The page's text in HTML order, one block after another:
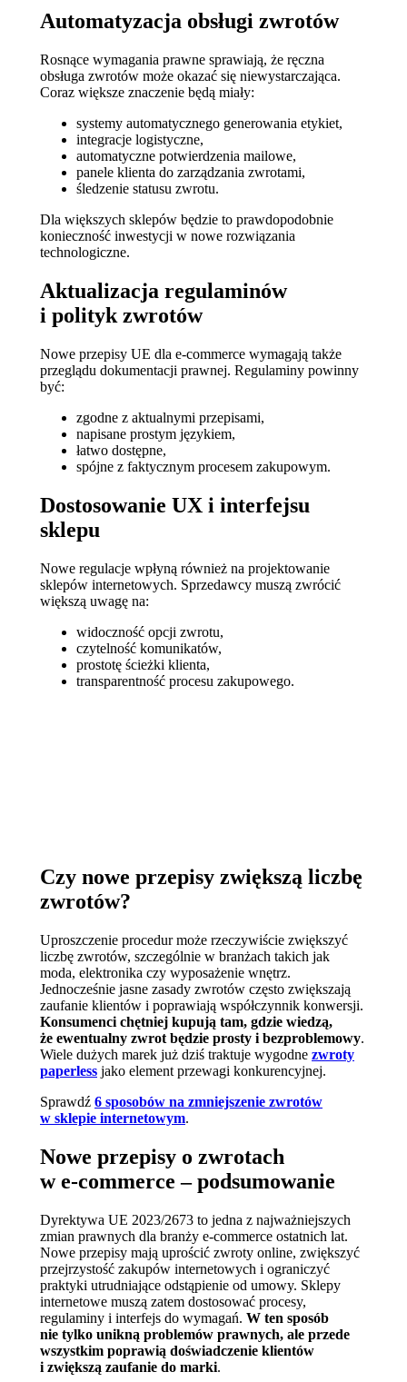
Automatyzacja obsługi zwrotów
Rosnące wymagania prawne sprawiają, że ręczna
obsługa zwrotów może okazać się niewystarczająca.
Coraz większe znaczenie będą miały:
systemy automatycznego generowania etykiet,
integracje logistyczne,
automatyczne potwierdzenia mailowe,
panele klienta do zarządzania zwrotami,
śledzenie statusu zwrotu.
Dla większych sklepów będzie to prawdopodobnie
konieczność inwestycji w nowe rozwiązania
technologiczne.
Aktualizacja regulaminów
i polityk zwrotów
Nowe przepisy UE dla e‑commerce wymagają także
przeglądu dokumentacji prawnej. Regulaminy powinny
być:
zgodne z aktualnymi przepisami,
napisane prostym językiem,
łatwo dostępne,
spójne z faktycznym procesem zakupowym.
Dostosowanie UX i interfejsu
sklepu
Nowe regulacje wpłyną również na projektowanie
sklepów internetowych. Sprzedawcy muszą zwrócić
większą uwagę na:
widoczność opcji zwrotu,
czytelność komunikatów,
prostotę ścieżki klienta,
transparentność procesu zakupowego.
Czy nowe przepisy zwiększą liczbę
zwrotów?
Uproszczenie procedur może rzeczywiście zwiększyć
liczbę zwrotów, szczególnie w branżach takich jak
moda, elektronika czy wyposażenie wnętrz.
Jednocześnie jasne zasady zwrotów często zwiększają
zaufanie klientów i poprawiają współczynnik konwersji.
Konsumenci chętniej kupują tam, gdzie wiedzą,
że ewentualny zwrot będzie prosty i bezproblemowy.
Wiele dużych marek już dziś traktuje wygodne zwroty
paperless jako element przewagi konkurencyjnej.
Sprawdź 6 sposobów na zmniejszenie zwrotów
w sklepie internetowym.
Nowe przepisy o zwrotach
w e‑commerce – podsumowanie
Dyrektywa UE 2023/2673 to jedna z najważniejszych
zmian prawnych dla branży e‑commerce ostatnich lat.
Nowe przepisy mają uprościć zwroty online, zwiększyć
przejrzystość zakupów internetowych i ograniczyć
praktyki utrudniające odstąpienie od umowy. Sklepy
internetowe muszą zatem dostosować procesy,
regulaminy i interfejs do wymagań. W ten sposób
nie tylko unikną problemów prawnych, ale przede
wszystkim poprawią doświadczenie klientów
i zwiększą zaufanie do marki.